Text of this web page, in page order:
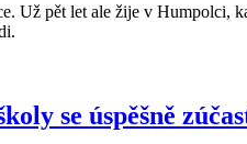
Už pět let ale žije v Humpolci,
se úspěšně